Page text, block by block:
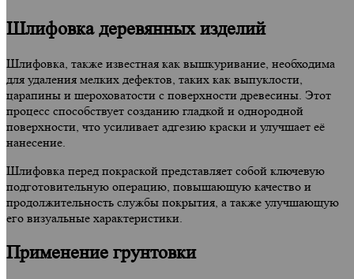
Шлифовка деревянных изделий
Шлифовка, также известная как вышкуривание, необходима
для удаления мелких дефектов, таких как выпуклости,
царапины и шероховатости с поверхности древесины. Этот
процесс способствует созданию гладкой и однородной
поверхности, что усиливает адгезию краски и улучшает её
нанесение.
Шлифовка перед покраской представляет собой ключевую
подготовительную операцию, повышающую качество и
продолжительность службы покрытия, а также улучшающую
его визуальные характеристики.
Применение грунтовки